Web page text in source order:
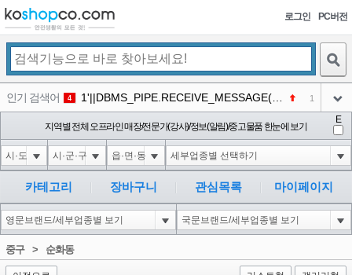
로그인 PC버전
인기 검색어 4 1'||DBMS_PIPE.RECEIVE_MESSAGE(CHR(98)||CHR(98)||CHR(98),15)||' 1
5 1-1 waitfor delay '0:0:15' --
아이콘
6 1-1); waitfor delay '0:0:15' --
아이콘
1
아이콘
45
2 코샵
아이콘
NEW
익스
지역별 전체 오프라인 매장/전문가(강사)/정보(알림)/중고물품 한눈에 보기
E
카테고리 장바구니 관심목록 마이페이지
중구> 순화동